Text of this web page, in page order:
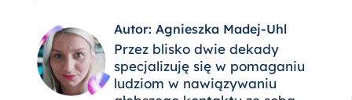
Autor: Agnieszka Madej-Uhl
Przez blisko dwie dekady
specjalizuję się w pomaganiu
ludziom w nawiązywaniu